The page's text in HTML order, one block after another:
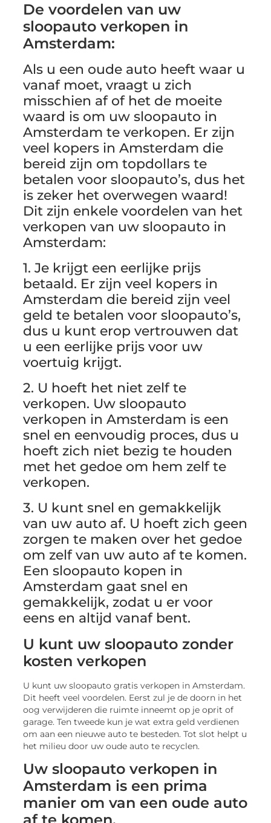
De voordelen van uw
sloopauto verkopen in
Amsterdam:
Als u een oude auto heeft waar u
vanaf moet, vraagt u zich
misschien af of het de moeite
waard is om uw sloopauto in
Amsterdam te verkopen. Er zijn
veel kopers in Amsterdam die
bereid zijn om topdollars te
betalen voor sloopauto’s, dus het
is zeker het overwegen waard!
Dit zijn enkele voordelen van het
verkopen van uw sloopauto in
Amsterdam:
1. Je krijgt een eerlijke prijs
betaald. Er zijn veel kopers in
Amsterdam die bereid zijn veel
geld te betalen voor sloopauto’s,
dus u kunt erop vertrouwen dat
u een eerlijke prijs voor uw
voertuig krijgt.
2. U hoeft het niet zelf te
verkopen. Uw sloopauto
verkopen in Amsterdam is een
snel en eenvoudig proces, dus u
hoeft zich niet bezig te houden
met het gedoe om hem zelf te
verkopen.
3. U kunt snel en gemakkelijk
van uw auto af. U hoeft zich geen
zorgen te maken over het gedoe
om zelf van uw auto af te komen.
Een sloopauto kopen in
Amsterdam gaat snel en
gemakkelijk, zodat u er voor
eens en altijd vanaf bent.
U kunt uw sloopauto zonder
kosten verkopen
U kunt uw sloopauto gratis verkopen in Amsterdam.
Dit heeft veel voordelen. Eerst zul je de doorn in het
oog verwijderen die ruimte inneemt op je oprit of
garage. Ten tweede kun je wat extra geld verdienen
om aan een nieuwe auto te besteden. Tot slot helpt u
het milieu door uw oude auto te recyclen.
Uw sloopauto verkopen in
Amsterdam is een prima
manier om van een oude auto